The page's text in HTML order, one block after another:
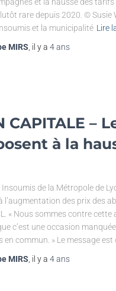
et la hausse des tarifs
rare depuis 2020. © Susie
et la municipalité Lire
MIRS, il y a 4 ans
CAPITALE –
à la
Insoumis de la Métropole de
l’augmentation des prix des
« Nous sommes contre
c’est une occasion
commun. » Le message est
MIRS, il y a 4 ans